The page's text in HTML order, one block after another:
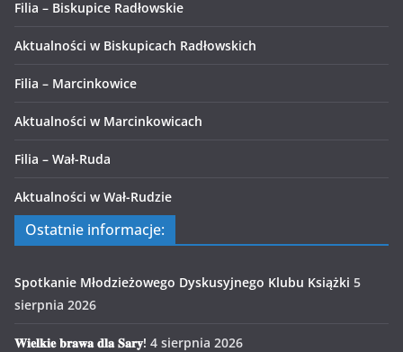
Filia – Biskupice Radłowskie
Aktualności w Biskupicach Radłowskich
Filia – Marcinkowice
Aktualności w Marcinkowicach
Filia – Wał-Ruda
Aktualności w Wał-Rudzie
Ostatnie informacje:
Spotkanie Młodzieżowego Dyskusyjnego Klubu Książki 5
sierpnia 2026
𝐖𝐢𝐞𝐥𝐤𝐢𝐞 𝐛𝐫𝐚𝐰𝐚 𝐝𝐥𝐚 𝐒𝐚𝐫𝐲! 4 sierpnia 2026